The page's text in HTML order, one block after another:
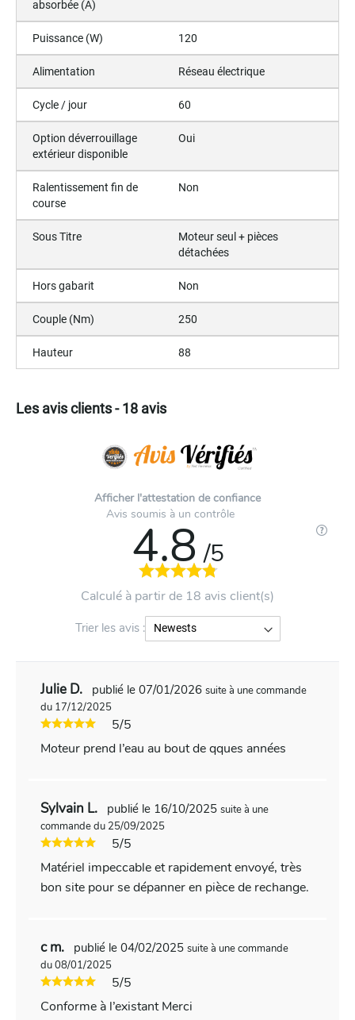
absorbée (A)
Puissance (W) 120
Alimentation Réseau électrique
Cycle / jour 60
Option déverrouillage
extérieur disponible
Oui
Ralentissement fin de
course
Non
Sous Titre
Moteur seul + pièces
détachées
Hors gabarit Non
Couple (Nm) 250
Hauteur 88
Les avis clients - 18 avis
Afficher l'attestation de confiance
Avis soumis à un contrôle
4.8 /5
Calculé à partir de 18 avis client(s)
Trier les avis :
Julie D. publié le 07/01/2026 suite à une commande
du 17/12/2025
5/5
Moteur prend l’eau au bout de qques années
Sylvain L. publié le 16/10/2025 suite à une
commande du 25/09/2025
5/5
Matériel impeccable et rapidement envoyé, très
bon site pour se dépanner en pièce de rechange.
c m. publié le 04/02/2025 suite à une commande
du 08/01/2025
5/5
Conforme à l’existant Merci